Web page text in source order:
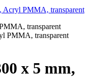
Acryl PMMA, transparent
transparent
x 5 mm,